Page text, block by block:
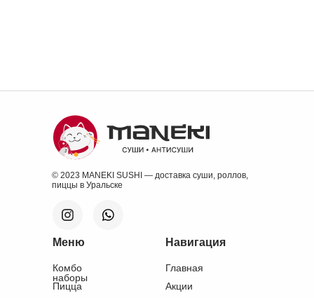
Навигация
Главная
Акции
Комбо
наборы
Пицца
Меню
© 2023 MANEKI SUSHI — доставка суши, роллов,
пиццы в Уральске